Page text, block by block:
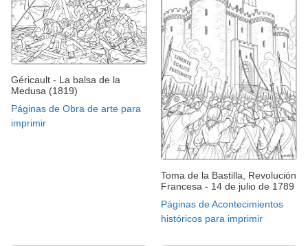
Géricault - La balsa de la
Medusa (1819)
Páginas de Obra de arte para
imprimir
Toma de la Bastilla, Revolución
Francesa - 14 de julio de 1789
Páginas de Acontecimientos
históricos para imprimir